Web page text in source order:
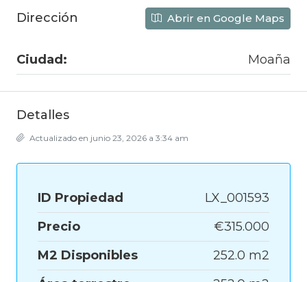
Dirección Abrir en Google Maps
Ciudad: Moaña
Detalles
Actualizado en junio 23, 2026 a 3:34 am
ID Propiedad
LX_001593
Precio
€315.000
M2 Disponibles
252.0 m2